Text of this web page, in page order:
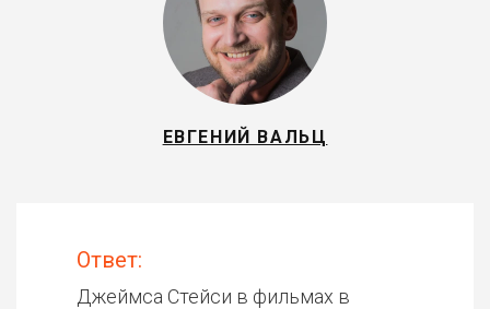
ЕВГЕНИЙ ВАЛЬЦ
Ответ:
Джеймса Стейси в фильмах в